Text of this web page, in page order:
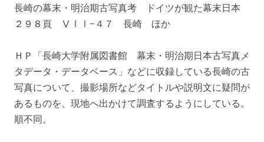
長崎の幕末・明治期古写真考 ドイツが観た幕末日本
２９８頁 ⅤⅠⅠ−４７ 長崎 ほか
ＨＰ「長崎大学附属図書館 幕末・明治期日本古写真メ
タデータ・データベース」などに収録している長崎の古
写真について、撮影場所などタイトルや説明文に疑問が
あるものを、現地へ出かけて調査するようにしている。
順不同。